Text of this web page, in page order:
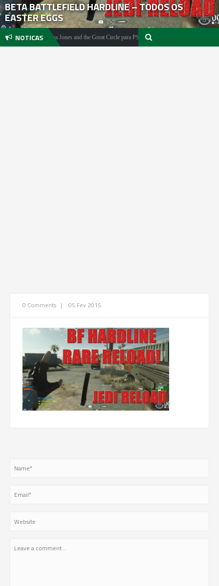
BETA BATTLEFIELD HARDLINE – TODOS OS
EASTER EGGS
NOTICAS
Anuncio de Indiana Jones and the Great Circle para PS5 pode estar iminente
0 Comments | 05 Fev 2015